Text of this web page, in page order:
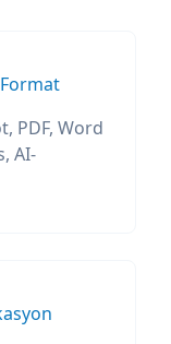
PDF, Word
AI-